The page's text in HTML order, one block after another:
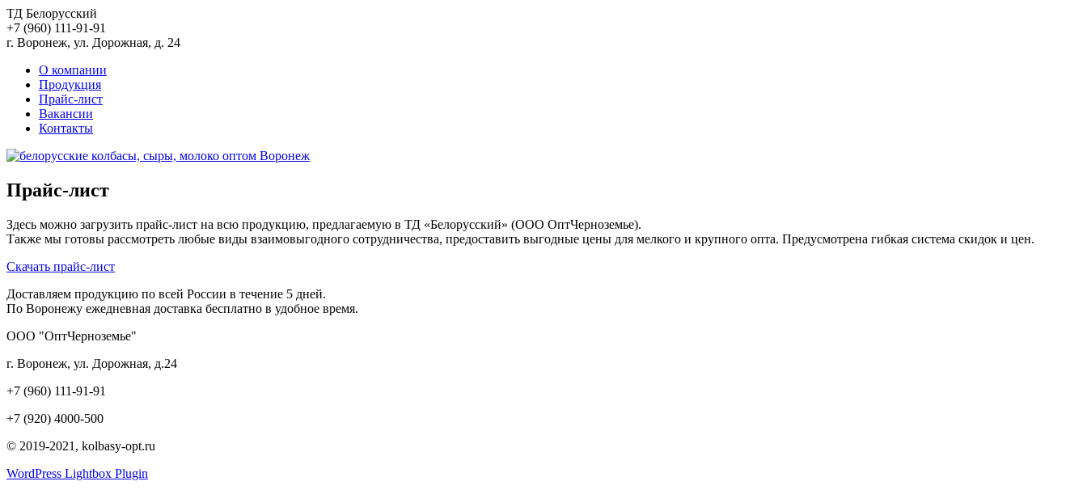
ТД Белорусский
+7 (960) 111-91-91
г. Воронеж, ул. Дорожная, д. 24
О компании
Продукция
Прайс-лист
Вакансии
Контакты
Прайс-лист
Здесь можно загрузить прайс-лист на всю продукцию, предлагаемую в ТД «Белорусский» (ООО ОптЧерноземье).
Также мы готовы рассмотреть любые виды взаимовыгодного сотрудничества, предоставить выгодные цены для мелкого и крупного опта. Предусмотрена гибкая система скидок и цен.
Скачать прайс-лист
Доставляем продукцию по всей России в течение 5 дней.
По Воронежу ежедневная доставка бесплатно в удобное время.
ООО "ОптЧерноземье"
г. Воронеж, ул. Дорожная, д.24
+7 (960) 111-91-91
+7 (920) 4000-500
© 2019-2021, kolbasy-opt.ru
WordPress Lightbox Plugin